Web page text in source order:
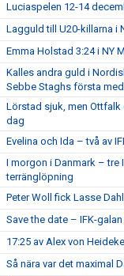
Luciaspelen 12-14
Lagguld till U20-killarna i
Emma Holstad 3:24 i NY
Kalles andra guld i
Sebbe Staghs första
Lörstad sjuk, men Ottfalk
dag
Evelina och Ida – två av
I morgon i Danmark – tre
terränglöpning
Peter Woll fick Lasse
Save the date – IFK-
17:25 av Alex von
Så nära var det maximal